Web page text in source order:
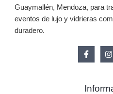
Guaymallén, Mendoza, para
eventos de lujo y vidrieras
duradero.